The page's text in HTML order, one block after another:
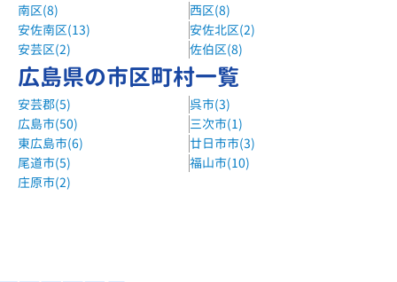
南区(8)
西区(8)
安佐南区(13)
安佐北区(2)
安芸区(2)
佐伯区(8)
広島県の市区町村一覧
安芸郡(5)
呉市(3)
広島市(50)
三次市(1)
東広島市(6)
廿日市市(3)
尾道市(5)
福山市(10)
庄原市(2)